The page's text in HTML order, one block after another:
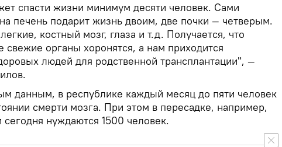
спасти жизни минимум десяти человек. Сами
печень подарит жизнь двоим, две почки — четверым.
костный мозг, глаза и т.д. Получается, что
свежие органы хоронятся, а нам приходится
людей для родственной трансплантации", —
данным, в республике каждый месяц до пяти человек
смерти мозга. При этом в пересадке, например,
сегодня нуждаются 1500 человек.